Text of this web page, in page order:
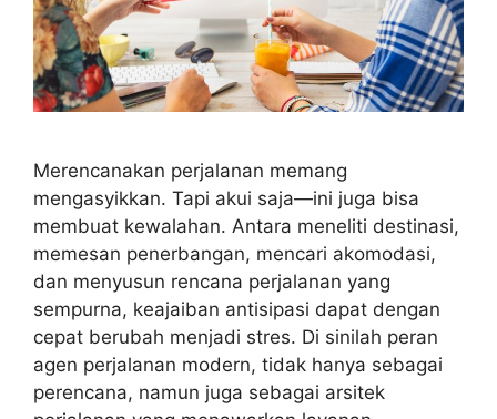
Merencanakan perjalanan memang
mengasyikkan. Tapi akui saja—ini juga bisa
membuat kewalahan. Antara meneliti destinasi,
memesan penerbangan, mencari akomodasi,
dan menyusun rencana perjalanan yang
sempurna, keajaiban antisipasi dapat dengan
cepat berubah menjadi stres. Di sinilah peran
agen perjalanan modern, tidak hanya sebagai
perencana, namun juga sebagai arsitek